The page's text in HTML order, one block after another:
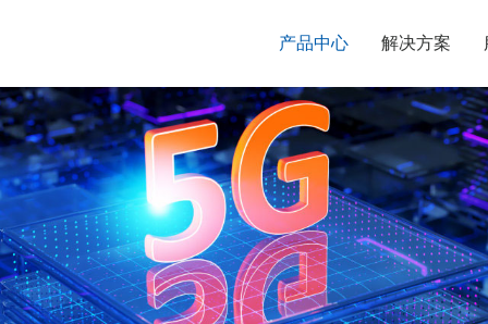
产品中心 解决方案